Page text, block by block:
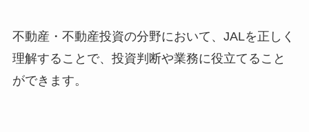
不動産・不動産投資の分野において、JALを正しく
理解することで、投資判断や業務に役立てること
ができます。